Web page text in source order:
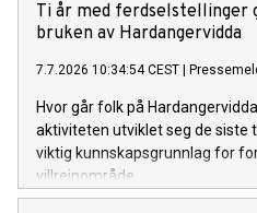
Ti år med ferdselstellinger
bruken av Hardangervidda
7.7.2026 10:34:54 CEST
Hvor går folk på
aktiviteten utviklet seg de siste
viktig kunnskapsgrunnlag for
villreinområde.